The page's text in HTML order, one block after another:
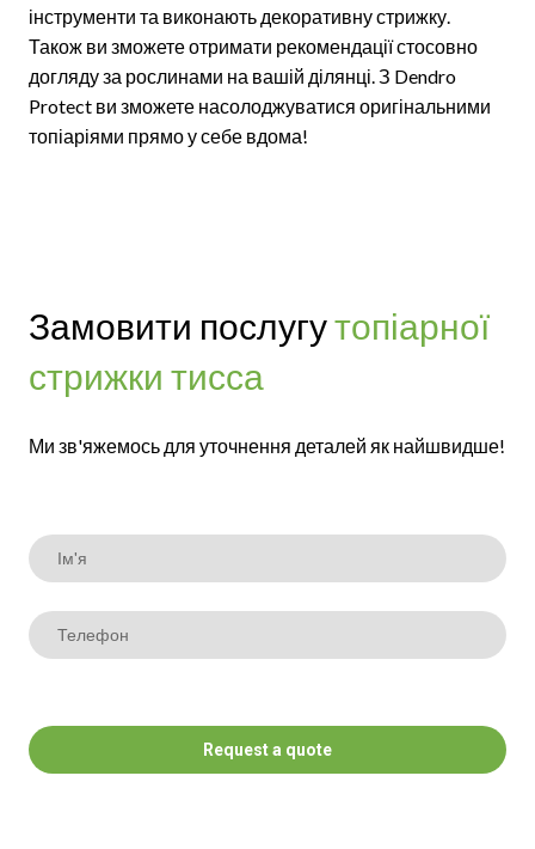
інструменти та виконають декоративну стрижку.
Також ви зможете отримати рекомендації стосовно
догляду за рослинами на вашій ділянці. З Dendro
Protect ви зможете насолоджуватися оригінальними
топіаріями прямо у себе вдома!
Замовити послугутопіарної
стрижки тисса
Ми зв'яжемось для уточнення деталей як найшвидше!
Request a quote